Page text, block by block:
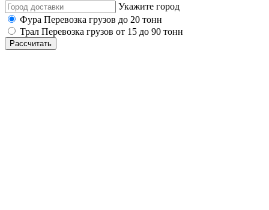
Укажите город
Фура Перевозка грузов до 20 тонн
Трал Перевозка грузов от 15 до 90 тонн
Рассчитать